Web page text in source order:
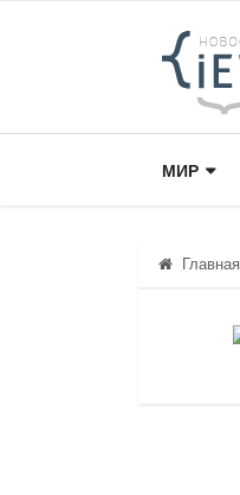
МИР
Главная